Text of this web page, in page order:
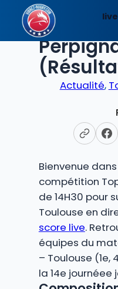
contenu
EN DIRECT
Actualité,
Bienvenue
compétition
de 14H30 pour
Toulouse en
score live.
équipes du
– Toulouse
la 14e journéee